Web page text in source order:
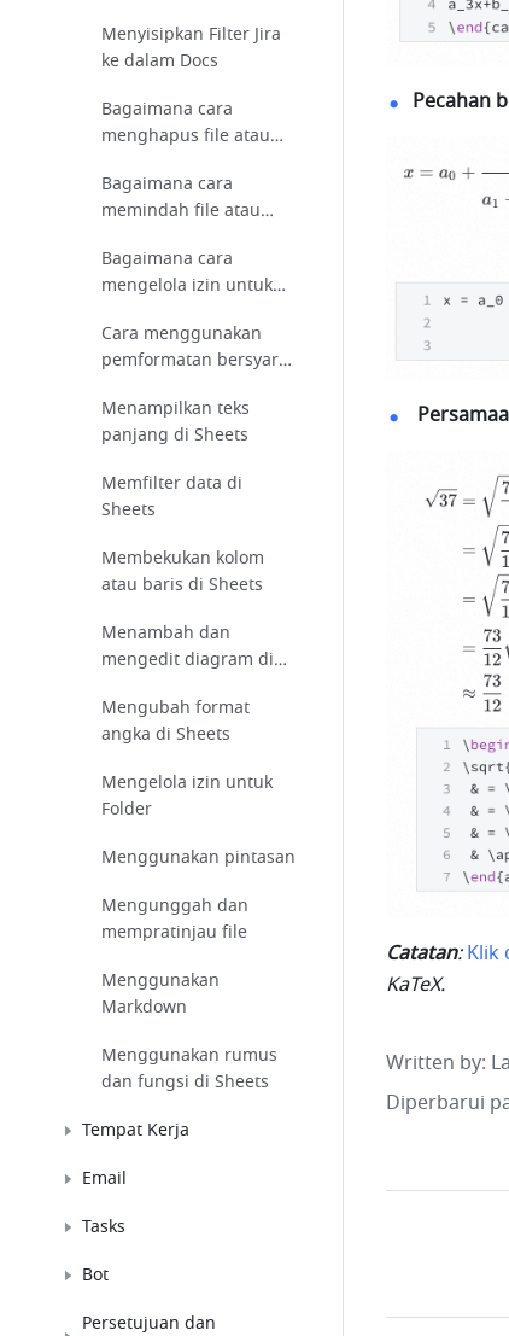
Menyisipkan Filter Jira
ke dalam Docs
Bagaimana cara
menghapus file atau
Bagaimana cara
memindah file atau
Bagaimana cara
mengelola izin untuk
Cara menggunakan
pemformatan bersyarat
Menampilkan teks
panjang di Sheets
Memfilter data di
Sheets
Membekukan kolom
atau baris di Sheets
Menambah dan
mengedit diagram di
Mengubah format
angka di Sheets
Mengelola izin untuk
Folder
Menggunakan pintasan
Mengunggah dan
mempratinjau file
Menggunakan
Markdown
Menggunakan rumus
dan fungsi di Sheets
Tempat Kerja
Email
Tasks
Bot
Persetujuan dan
Pecahan
Catatan: Klik
KaTeX.
Written by:
Diperbarui